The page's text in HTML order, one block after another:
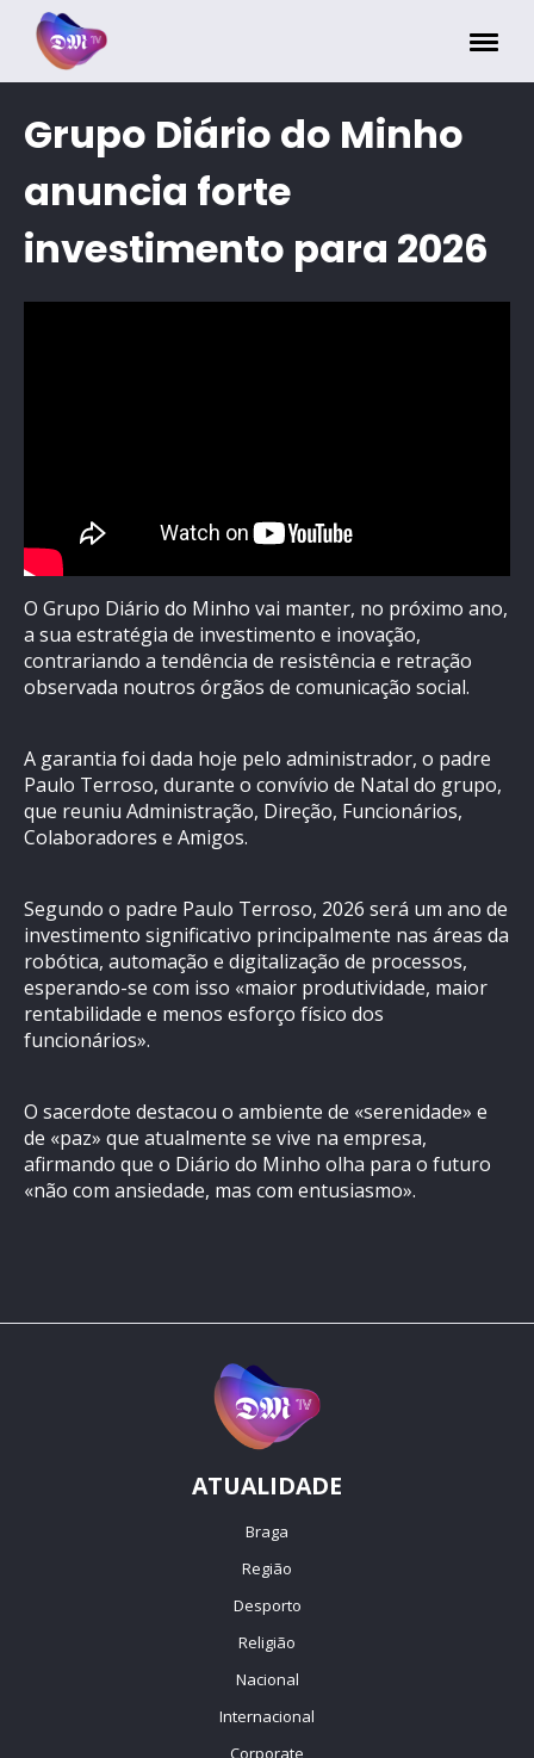
Grupo Diário do Minho
anuncia forte
investimento para 2026
O Grupo Diário do Minho vai manter, no próximo ano,
a sua estratégia de investimento e inovação,
contrariando a tendência de resistência e retração
observada noutros órgãos de comunicação social.
A garantia foi dada hoje pelo administrador, o padre
Paulo Terroso, durante o convívio de Natal do grupo,
que reuniu Administração, Direção, Funcionários,
Colaboradores e Amigos.
Segundo o padre Paulo Terroso, 2026 será um ano de
investimento significativo principalmente nas áreas da
robótica, automação e digitalização de processos,
esperando-se com isso «maior produtividade, maior
rentabilidade e menos esforço físico dos
funcionários».
O sacerdote destacou o ambiente de «serenidade» e
de «paz» que atualmente se vive na empresa,
afirmando que o Diário do Minho olha para o futuro
«não com ansiedade, mas com entusiasmo».
ATUALIDADE
Braga
Região
Desporto
Religião
Nacional
Internacional
Painel de Gerenciamento de Cookies